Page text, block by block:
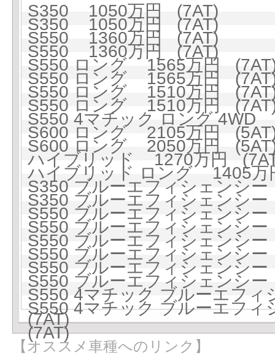
S350 1050万円 (7AT)
S350 1050万円 (7AT)
S550 1360万円 (7AT)
S550 1360万円 (7AT)
S550 ロング 1565万円
S550 ロング 1565万円
S550 ロング 1510万円
S550 ロング 1510万円
S550 4マチック ロング
S600 ロング 2105万円
S600 ロング 2050万円
ハイブリッド 1270万円
ハイブリッド ロング 1405
S350 ブルーエフィシェンシ
S350 ブルーエフィシェンシ
S550 ブルーエフィシェンシ
S550 ブルーエフィシェンシ
S550 ブルーエフィシェンシ
S550 ブルーエフィシェンシ
S550 ブルーエフィシェンシ
S550 ブルーエフィシェンシ
S550 4マチック ブルーエフ
(7AT)
S550 4マチック ブルーエフ
(7AT)
【オススメ車種へのリンク】